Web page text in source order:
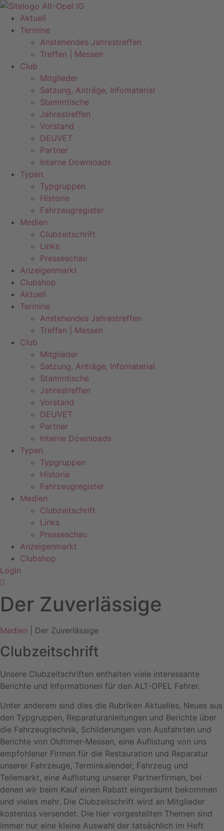
Zum
Inhalt
springen
Aktuell
Termine
Anstehendes Jahrestreffen
Treffen | Messen
Club
Mitglieder
Satzung, Anträge, Infomaterial
Stammtische
Jahrestreffen
Vorstand
DEUVET
Partner
Interne Downloads
Typen
Typgruppen
Historie
Fahrzeugregister
Medien
Clubzeitschrift
Links
Presseschau
Anzeigenmarkt
Clubshop
Aktuell
Termine
Anstehendes Jahrestreffen
Treffen | Messen
Club
Mitglieder
Satzung, Anträge, Infomaterial
Stammtische
Jahrestreffen
Vorstand
DEUVET
Partner
Interne Downloads
Typen
Typgruppen
Historie
Fahrzeugregister
Medien
Clubzeitschrift
Links
Presseschau
Anzeigenmarkt
Clubshop
LogIn
Der Zuverlässige
Medien | Der Zuverlässige
Clubzeitschrift
Unsere Clubzeitschriften enthalten viele interessante
Berichte und Informationen für den ALT-OPEL Fahrer.
Unter anderem sind dies die Rubriken Aktuelles, Neues aus
den Typgruppen, Reparaturanleitungen und Berichte über
die Fahrzeugtechnik, Schilderungen von Ausfahrten und
Berichte von Oldtimer-Messen, eine Auflistung von uns
empfohlener Firmen für die Restauration und Reparatur
unserer Fahrzeuge, Terminkalender, Fahrzeug und
Teilemarkt, eine Auflistung unserer Partnerfirmen, bei
denen wir beim Kauf einen Rabatt eingeräumt bekommen
und vieles mehr. Die Clubzeitschrift wird an Mitglieder
kostenlos versendet. Die hier vorgestellten Themen sind
immer nur eine kleine Auswahl der tatsächlich im Heft